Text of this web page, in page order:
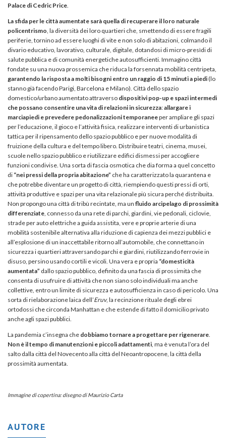
Palace di Cedric Price
La sfida per le città aumentate sarà quella di recuperare il loro naturale
policentrismo , la diversità dei loro quartieri che, smettendo di essere fragili
periferie, tornino ad essere luoghi di vite e non solo di abitazioni, colmando il
divario educativo, lavorativo, culturale, digitale, dotandosi di micro-presìdi di
salute pubblica e di comunità energetiche autosufficienti. Immagino città
fondate su una nuova prossemica che riduca la forsennata mobilità centripeta,
garantendo la risposta a molti bisogni entro un raggio di 15 minuti a piedi(lo
stanno già facendo Parigi, Barcelona e Milano). Città dello spazio
domestico/urbano aumentato attraverso dispositivi pop-up e spazi intermedi
che possano consentire una vita di relazioni in sicurezza:allargare i
marciapiedi e prevedere pedonalizzazioni temporaneeper ampliare gli spazi
per l’educazione, il gioco e l’attività fisica, realizzare interventi di urbanistica
tattica per il ripensamento dello spazio pubblico e per nuove modalità di
fruizione della cultura e del tempo libero. Distribuire teatri, cinema, musei,
scuole nello spazio pubblico e riutilizzare edifici dismessi per accogliere
funzioni condivise. Una sorta di fascia osmotica che dia forma a quel concetto
di “nei pressi della propria abitazione” che ha caratterizzato la quarantena e
che potrebbe diventare un progetto di città, riempiendo questi pressi di orti,
attività produttive e spazi per una vita relazionale più sicura perché distribuita.
Non propongo una città di tribù recintate, ma un fluido arcipelago di prossimità
differenziate , connesso da una rete di parchi, giardini, vie pedonali, ciclovie,
strade per auto elettriche a guida assistita, vere e proprie arterie di una
mobilità sostenibile alternativa alla riduzione di capienza dei mezzi pubblici e
all’esplosione di un inaccettabile ritorno all’automobile, che connettano in
sicurezza i quartieri attraversando parchi e giardini, riutilizzando ferrovie in
disuso, persino usando cortili e vicoli. Una vera e propria “domesticità
aumentata” dallo spazio pubblico, definito da una fascia di prossimità che
consenta di usufruire di attività che non siano solo individuali ma anche
collettive, entro un limite di sicurezza e autosufficienza in caso di pericolo. Una
sorta di rielaborazione laica dell’Eruv, la recinzione rituale degli ebrei
ortodossi che circonda Manhattan e che estende di fatto il domicilio privato
anche agli spazi pubblici.
La pandemia c’insegna che dobbiamo tornare a progettare per rigenerare
Non è il tempo di manutenzioni e piccoli adattamenti , ma è venuta l’ora del
salto dalla città del Novecento alla città del Neoantropocene, la città della
prossimità aumentata.
Immagine di copertina: disegno di Maurizio Carta
AUTORE